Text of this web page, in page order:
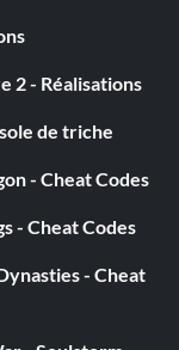
2 - Réalisations
de triche
- Cheat Codes
- Cheat Codes
- Cheat